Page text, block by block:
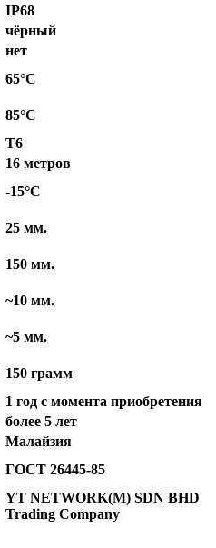
IP68
чёрный
нет
65°С
85°С
T6
16 метров
-15°С
25 мм.
150 мм.
~10 мм.
~5 мм.
150 грамм
1 год с момента приобретения
более 5 лет
Малайзия
ГОСТ 26445-85
YT NETWORK(M) SDN BHD
Trading Company